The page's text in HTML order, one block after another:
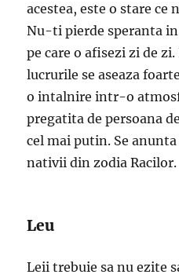
acestea, este o stare ce
Nu-ti pierde speranta
pe care o afisezi zi de
lucrurile se aseaza
o intalnire intr-o
pregatita de persoana
cel mai putin. Se
nativii din zodia Racilor.
Leu
Leii trebuie sa nu ezite